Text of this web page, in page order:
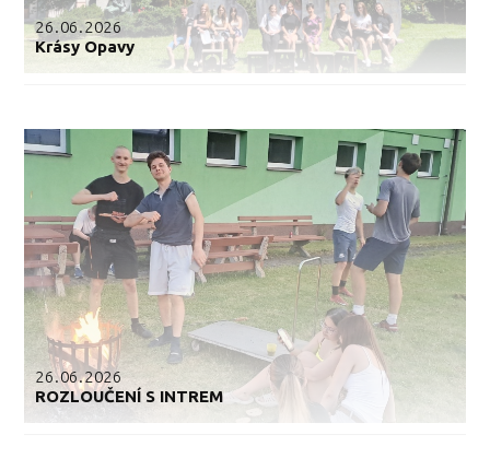
26.06.2026
Krásy Opavy
26.06.2026
ROZLOUČENÍ S INTREM